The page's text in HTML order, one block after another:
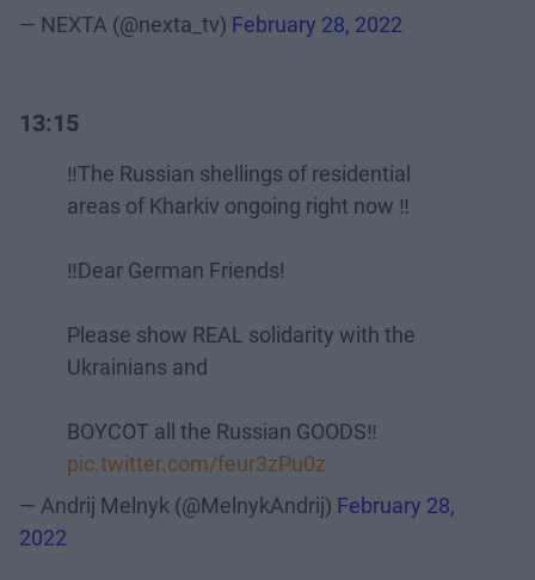
— NEXTA (@nexta_tv) February 28, 2022
13:15
‼️The Russian shellings of residential
areas of Kharkiv ongoing right now ‼️
‼️Dear German Friends!
Please show REAL solidarity with the
Ukrainians and
BOYCOT all the Russian GOODS‼️
pic.twitter.com/feur3zPu0z
— Andrij Melnyk (@MelnykAndrij) February 28,
2022